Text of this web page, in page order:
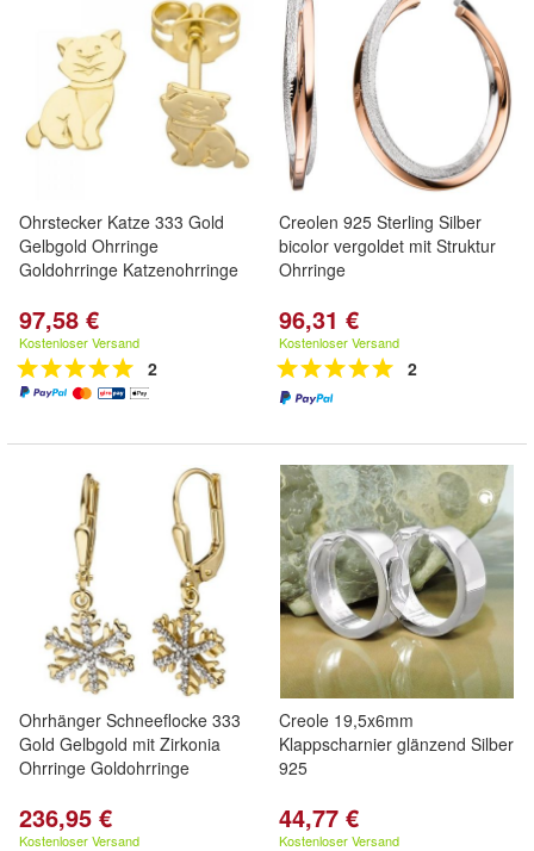
Ohrstecker Katze 333 Gold
Gelbgold Ohrringe
Goldohrringe Katzenohrringe
97,58 €
Kostenloser Versand
2
Creolen 925 Sterling Silber
bicolor vergoldet mit Struktur
Ohrringe
96,31 €
Kostenloser Versand
2
Ohrhänger Schneeflocke 333
Gold Gelbgold mit Zirkonia
Ohrringe Goldohrringe
236,95 €
Kostenloser Versand
Creole 19,5x6mm
Klappscharnier glänzend Silber
925
44,77 €
Kostenloser Versand